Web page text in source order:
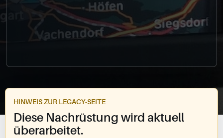
HINWEIS ZUR LEGACY-SEITE
Diese Nachrüstung wird aktuell
überarbeitet.